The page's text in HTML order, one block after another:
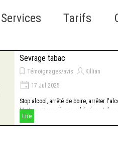
Sauter le
Services ▼
Tarifs
Sevrage tabac
Témoignages/avis
Killian
17 Jul 2025
Stop alcool, arrêté de boire, arrêter
Mettre un terme à ses addictions tabac
alcool
Lire